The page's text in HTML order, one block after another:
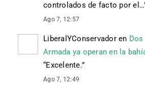
controlados de facto por el…
Ago 7, 12:57
LiberalYConservadoren
Armada ya operan en la
“Excelente.”
Ago 7, 12:49